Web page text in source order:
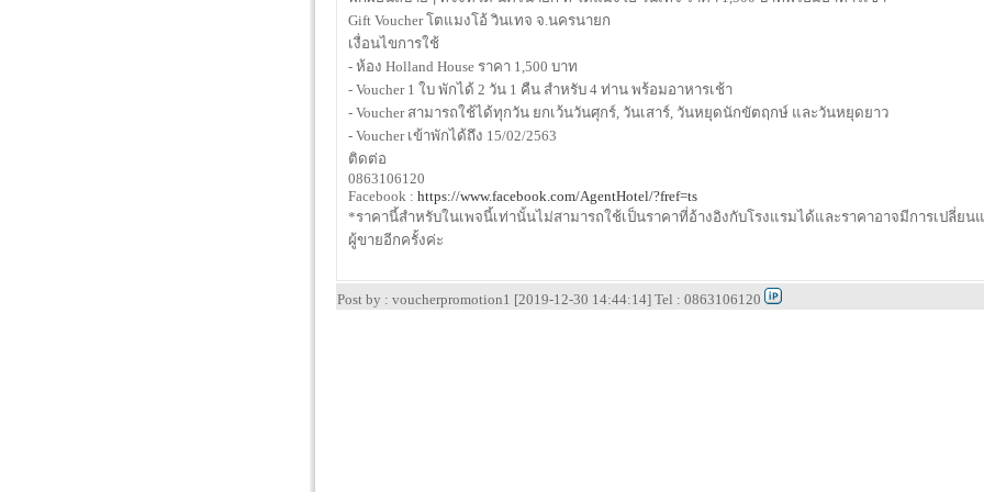
Gift Voucher โตแมงโอ้ วินเทจ จ.นครนายก
เงื่อนไขการใช้
- ห้อง Holland House ราคา 1,500 บาท
- Voucher 1 ใบ พักได้ 2 วัน 1 คืน สำหรับ 4 ท่าน พร้อมอาหารเช้า
- Voucher สามารถใช้ได้ทุกวัน ยกเว้นวันศุกร์, วันเสาร์, วันหยุดนักขัตฤกษ์ และวันหยุดยาว
- Voucher เข้าพักได้ถึง 15/02/2563
ติดต่อ
0863106120
Facebook : https://www.facebook.com/AgentHotel/?fref=ts
*ราคานี้สำหรับในเพจนี้เท่านั้นไม่สามารถใช้เป็นราคาที่อ้างอิงกับโรงแรมได้และราคาอาจมีการเปลี่ยน
ผู้ขายอีกครั้งค่ะ
Post by : voucherpromotion1 [2019-12-30 14:44:14] Tel : 0863106120